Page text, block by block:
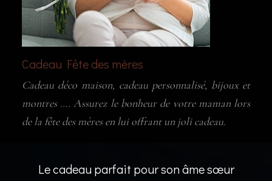
Cadeau Fête des mères
Cadeau déco maison, cadeau personnalisé, bijoux et
montres …. Assurez le bonheur de votre maman lors
de la fête des mères en lui offrant un joli cadeau.
Le cadeau parfait pour son âme sœur